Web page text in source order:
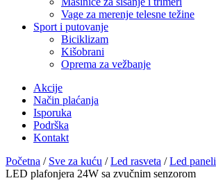
Vage za merenje telesne težine
Sport i putovanje
Biciklizam
Kišobrani
Oprema za vežbanje
Akcije
Način plaćanja
Isporuka
Podrška
Kontakt
Početna / Sve za kuću /Led rasveta /Led paneli
LED plafonjera 24W sa zvučnim senzorom